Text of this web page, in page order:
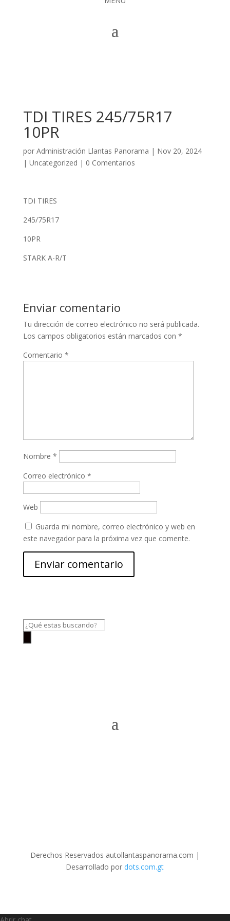
TDI TIRES 245/75R17
10PR
por Administración Llantas Panorama | Nov 20, 2024
| Uncategorized | 0 Comentarios
TDI TIRES
245/75R17
10PR
STARK A-R/T
Enviar comentario
Tu dirección de correo electrónico no será publicada.
Los campos obligatorios están marcados con *
Comentario *
Nombre *
Correo electrónico *
Web
Guarda mi nombre, correo electrónico y web en
este navegador para la próxima vez que comente.
Búsqueda
Derechos Reservados autollantaspanorama.com |
Desarrollado pordots.com.gt